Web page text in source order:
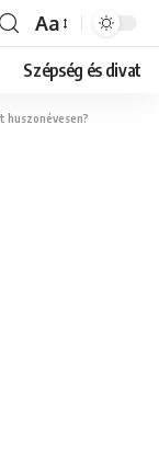
Font
Resizer
Aa
Szépség és divat
huszonévesen?